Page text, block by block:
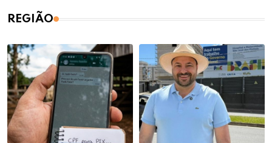
REGIÃO